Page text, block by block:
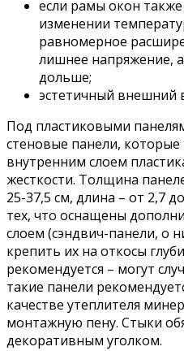
если рамы окон
изменении
равномерное
лишнее напряжение,
дольше;
эстетичный внешний
Под пластиковыми
стеновые панели,
внутренним слоем
жесткости. Толщина
25-37,5 см, длина – от 2,7
тех, что оснащены
слоем (сэндвич-панели, о
крепить их на откосы
рекомендуется – могут
такие панели
качестве утеплителя
монтажную пену. Стыки
декоративным уголком.